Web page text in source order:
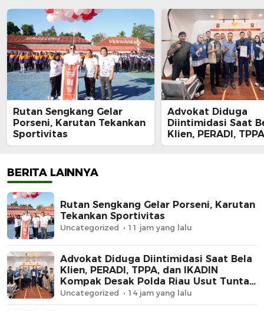
Rutan Sengkang Gelar
Porseni, Karutan Tekankan
Sportivitas
Advokat Diduga
Diintimidasi Saat
Klien, PERADI,
IKADIN Kompak
BERITA LAINNYA
Rutan Sengkang Gelar Porseni, Karutan
Tekankan Sportivitas
Uncategorized 11 jam yang lalu
Advokat Diduga Diintimidasi Saat Bela
Klien, PERADI, TPPA, dan IKADIN
Kompak Desak Polda Riau Usut Tuntas
Dugaan Premanisme
Uncategorized 14 jam yang lalu